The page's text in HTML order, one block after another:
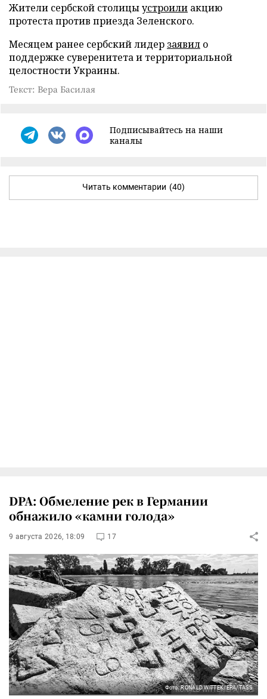
Жители сербской столицыустроили акцию
протеста против приезда Зеленского.
Месяцем ранее сербский лидер заявил о
поддержке суверенитета и территориальной
целостности Украины.
Текст: Вера Басилая
Подписывайтесь на наши
каналы
Читать комментарии (40)
DPA: Обмеление рек в Германии
обнажило «камни голода»
9 августа 2026, 18:09 17
Фото: RONALD WITTEK/EPA/TASS